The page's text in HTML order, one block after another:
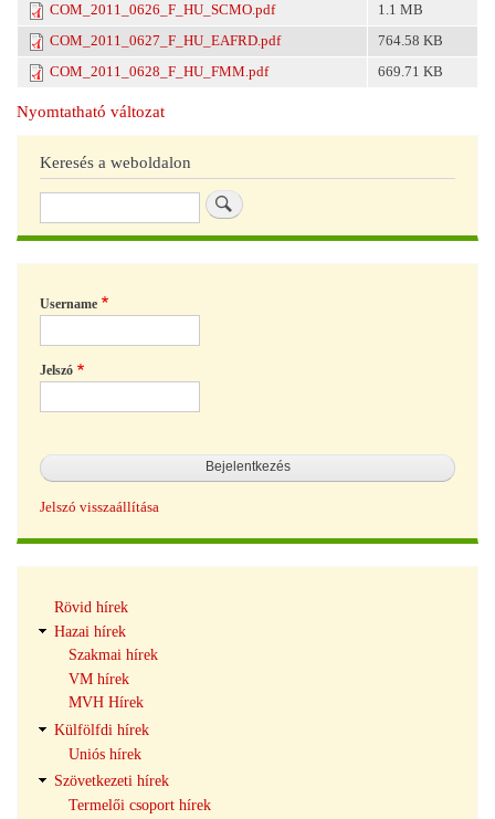
COM_2011_0626_F_HU_SCMO.pdf
1.1 MB
COM_2011_0627_F_HU_EAFRD.pdf
764.58 KB
COM_2011_0628_F_HU_FMM.pdf
669.71 KB
Nyomtatható változat
Keresés a weboldalon
Username
Jelszó
Jelszó visszaállítása
navigáció
Rövid hírek
Hazai hírek
Szakmai hírek
VM hírek
MVH Hírek
Külfölfdi hírek
Uniós hírek
Szövetkezeti hírek
Termelői csoport hírek